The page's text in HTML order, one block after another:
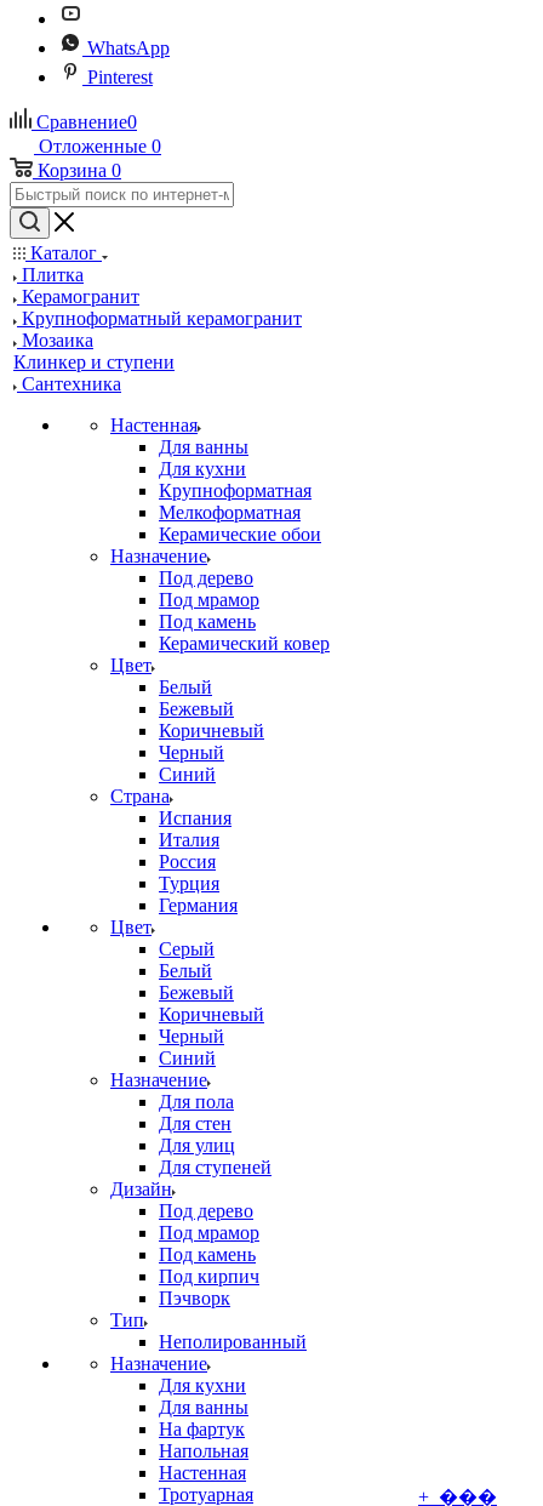
WhatsApp
Pinterest
Сравнение0
Отложенные 0
Корзина 0
Каталог
Плитка
Керамогранит
Крупноформатный керамогранит
Мозаика
Клинкер и ступени
Сантехника
Настенная
Для ванны
Для кухни
Крупноформатная
Мелкоформатная
Керамические обои
Назначение
Под дерево
Под мрамор
Под камень
Керамический ковер
Цвет
Белый
Бежевый
Коричневый
Черный
Синий
Страна
Испания
Италия
Россия
Турция
Германия
Цвет
Серый
Белый
Бежевый
Коричневый
Черный
Синий
Назначение
Для пола
Для стен
Для улиц
Для ступеней
Дизайн
Под дерево
Под мрамор
Под камень
Под кирпич
Пэчворк
Тип
Неполированный
Назначение
Для кухни
Для ванны
На фартук
Напольная
Настенная
Тротуарная
+ ���